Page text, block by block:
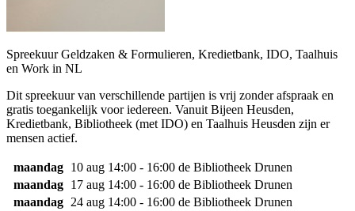
Spreekuur Geldzaken & Formulieren, Kredietbank, IDO, Taalhuis
en Work in NL
Dit spreekuur van verschillende partijen is vrij zonder afspraak en
gratis toegankelijk voor iedereen. Vanuit Bijeen Heusden,
Kredietbank, Bibliotheek (met IDO) en Taalhuis Heusden zijn er
mensen actief.
maandag 10 aug 14:00 - 16:00 de Bibliotheek Drunen
maandag
17 aug 14:00 - 16:00 de Bibliotheek Drunen
maandag
24 aug 14:00 - 16:00 de Bibliotheek Drunen